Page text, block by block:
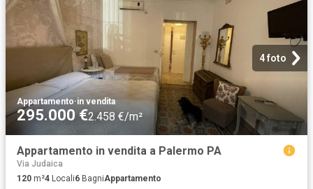
4 foto
Appartamento·in vendita
295.000 €2.458 €/m²
Appartamento in vendita a Palermo PA
Via Judaica
120 m²4 Locali6 BagniAppartamento